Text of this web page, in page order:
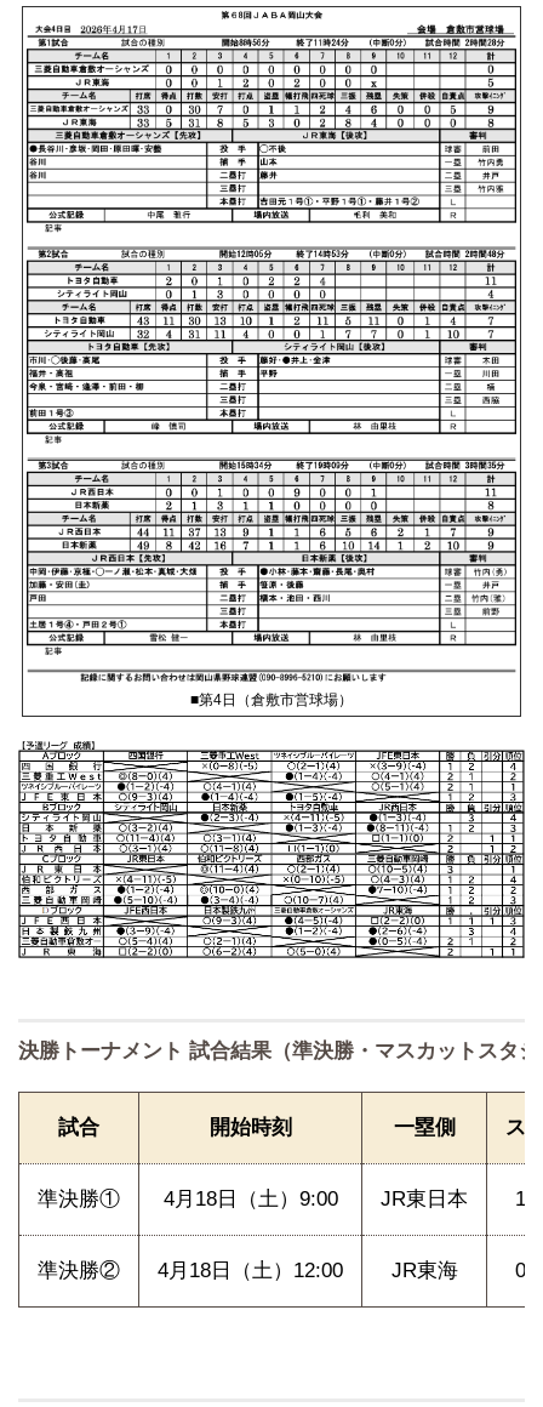
■第4日（倉敷市営球場）
決勝トーナメント 試合結果（準決勝・マスカットスタ
試合 開始時刻 一塁側 ス
準決勝① 4月18日（土）9:00 JR東日本 1
準決勝② 4月18日（土）12:00 JR東海 0